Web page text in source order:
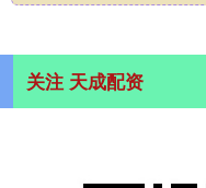
关注 天成配资